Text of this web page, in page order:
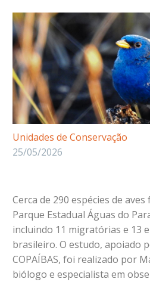
Unidades de Conservação
25/05/2026
Cerca de 290 espécies de
Parque Estadual Águas do
incluindo 11 migratórias e 13
brasileiro. O estudo, apoiado
COPAÍBAS, foi realizado por
biólogo e especialista em